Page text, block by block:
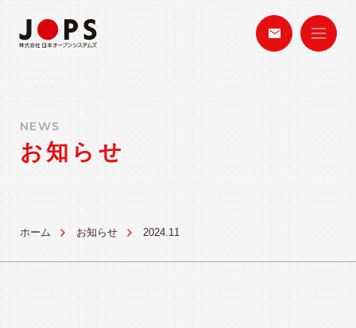
NEWS
お知らせ
ホーム お知らせ 2024.11